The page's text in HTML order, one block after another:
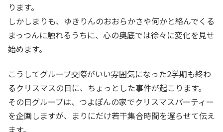
ります。
しかしまりも、ゆきりんのおおらかさや何かと絡んでくる
まっつんに触れるうちに、心の奥底では徐々に変化を見せ
始めます。
こうしてグループ交際がいい雰囲気になった2学期も終わ
るクリスマスの日に、ちょっとした事件が起こります。
その日グループは、つよぽんの家でクリスマスパーティー
を企画しますが、まりにだけ若干集合時間を遅らせて伝え